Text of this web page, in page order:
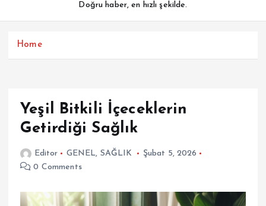
t
Doğru haber, en hızlı şekilde.
Home
Yeşil Bitkili İçeceklerin
Getirdiği Sağlık
Editor GENEL, SAĞLIK
Şubat 5, 2026
0 Comments